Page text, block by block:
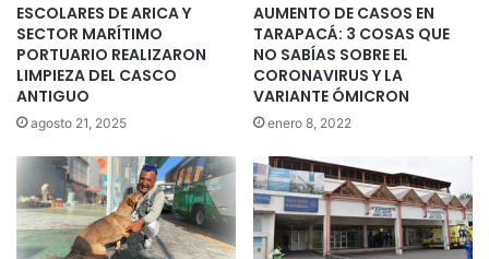
ESCOLARES DE ARICA Y
SECTOR MARÍTIMO
PORTUARIO REALIZARON
LIMPIEZA DEL CASCO
ANTIGUO
agosto 21, 2025
AUMENTO DE CASOS EN
TARAPACÁ: 3 COSAS QUE
NO SABÍAS SOBRE EL
CORONAVIRUS Y LA
VARIANTE ÓMICRON
enero 8, 2022